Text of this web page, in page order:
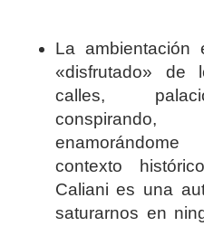
La
«disfrutado» de
calles,
contexto
Caliani es una
saturarnos en